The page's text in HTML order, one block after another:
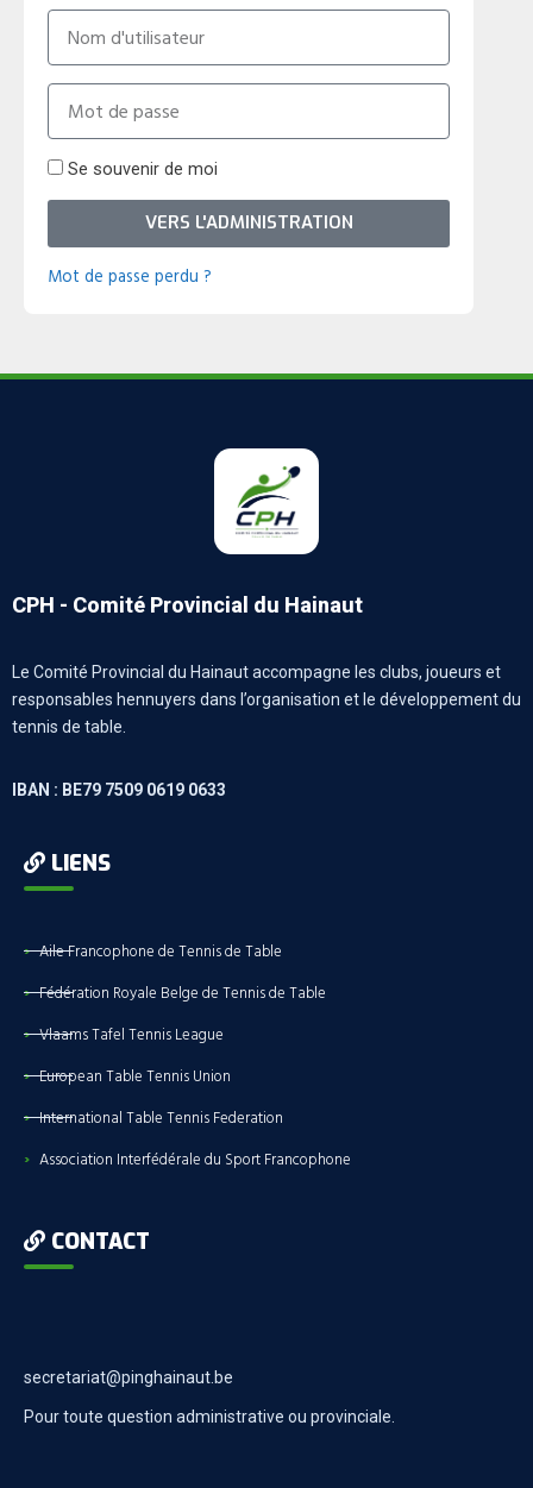
Se souvenir de moi
VERS L'ADMINISTRATION
Mot de passe perdu ?
CPH - Comité Provincial du Hainaut
Le Comité Provincial du Hainaut accompagne les clubs, joueurs et
responsables hennuyers dans l’organisation et le développement du
tennis de table.
IBAN : BE79 7509 0619 0633
LIENS
Aile Francophone de Tennis de Table
Fédération Royale Belge de Tennis de Table
Vlaams Tafel Tennis League
European Table Tennis Union
International Table Tennis Federation
Association Interfédérale du Sport Francophone
CONTACT
secretariat@pinghainaut.be
Pour toute question administrative ou provinciale.